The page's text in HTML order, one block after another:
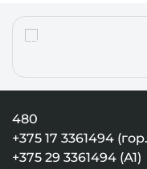
480
+375 17 3361494
+375 29 3361494 (А1)